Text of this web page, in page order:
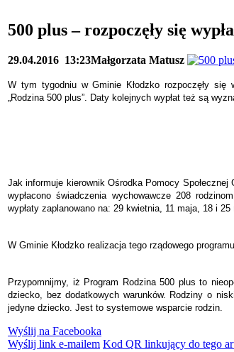
500 plus – rozpoczęły się
29.04.2016 13:23Małgorzata Matusz
W tym tygodniu w Gminie Kłodzko rozpoczęły się
„Rodzina 500 plus”. Daty kolejnych wypłat też są
Jak informuje kierownik Ośrodka Pomocy Społecznej
wypłacono świadczenia wychowawcze 208
wypłaty zaplanowano na: 29 kwietnia, 11 maja, 18 i 25
W Gminie Kłodzko realizacja tego rządowego
Przypomnijmy, iż Program Rodzina 500 plus to
dziecko, bez dodatkowych warunków. Rodziny o
jedyne dziecko. Jest to systemowe wsparcie rodzin.
Wyślij na Facebooka
Wyślij link e-mailem Kod QR linkujący do tego